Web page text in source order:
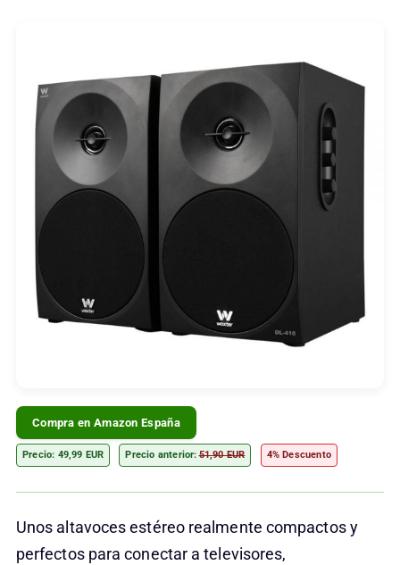
Compra en Amazon España
Precio: 49,99 EUR Precio anterior: 51,90 EUR 4% Descuento
Unos altavoces estéreo realmente compactos y
perfectos para conectar a televisores,